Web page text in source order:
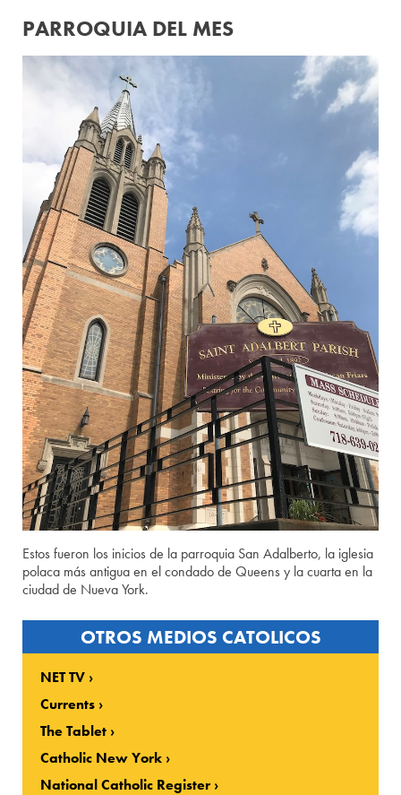
PARROQUIA DEL MES
Estos fueron los inicios de la parroquia San Adalberto, la iglesia
polaca más antigua en el condado de Queens y la cuarta en la
ciudad de Nueva York.
OTROS MEDIOS CATOLICOS
NET TV
Currents
The Tablet
Catholic New York
National Catholic Register